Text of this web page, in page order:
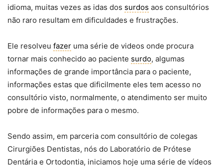
idioma, muitas vezes as idas dos surdos aos consultórios
não raro resultam em dificuldades e frustrações.
Ele resolveu fazer uma série de videos onde procura
tornar mais conhecido ao paciente surdo, algumas
informações de grande importância para o paciente,
informações estas que dificilmente eles tem acesso no
consultório visto, normalmente, o atendimento ser muito
pobre de informações para o mesmo.
Sendo assim, em parceria com consultório de colegas
Cirurgiões Dentistas, nós do Laboratório de Prótese
Dentária e Ortodontia, iniciamos hoje uma série de vídeos